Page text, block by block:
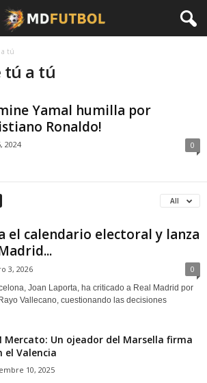
tú
tú a tú
Yamal humilla por
Ronaldo!
2024 0
All
el calendario electoral y lanza
3, 2026 0
Joan Laporta, ha criticado a Real Madrid por
Vallecano, cuestionando las decisiones
Mercato: Un ojeador del Marsella firma
el Valencia
10, 2025